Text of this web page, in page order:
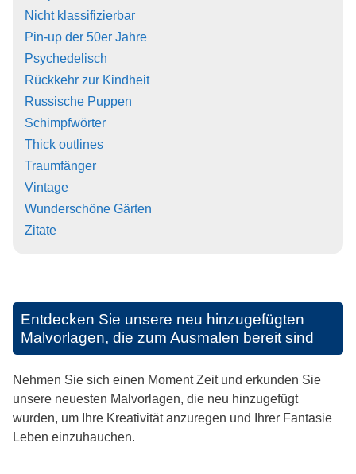
Nicht klassifizierbar
Pin-up der 50er Jahre
Psychedelisch
Rückkehr zur Kindheit
Russische Puppen
Schimpfwörter
Thick outlines
Traumfänger
Vintage
Wunderschöne Gärten
Zitate
Entdecken Sie unsere neu hinzugefügten
Malvorlagen, die zum Ausmalen bereit sind
Nehmen Sie sich einen Moment Zeit und erkunden Sie
unsere neuesten Malvorlagen, die neu hinzugefügt
wurden, um Ihre Kreativität anzuregen und Ihrer Fantasie
Leben einzuhauchen.